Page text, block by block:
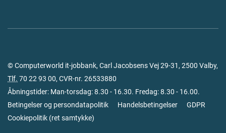
© Computerworld it-jobbank, Carl Jacobsens Vej 29-31, 2500 Valby,
Tlf. 70 22 93 00, CVR-nr. 26533880
Åbningstider: Man-torsdag: 8.30 - 16.30. Fredag: 8.30 - 16.00.
Betingelser og persondatapolitik
Handelsbetingelser
GDPR
Cookiepolitik (ret samtykke)